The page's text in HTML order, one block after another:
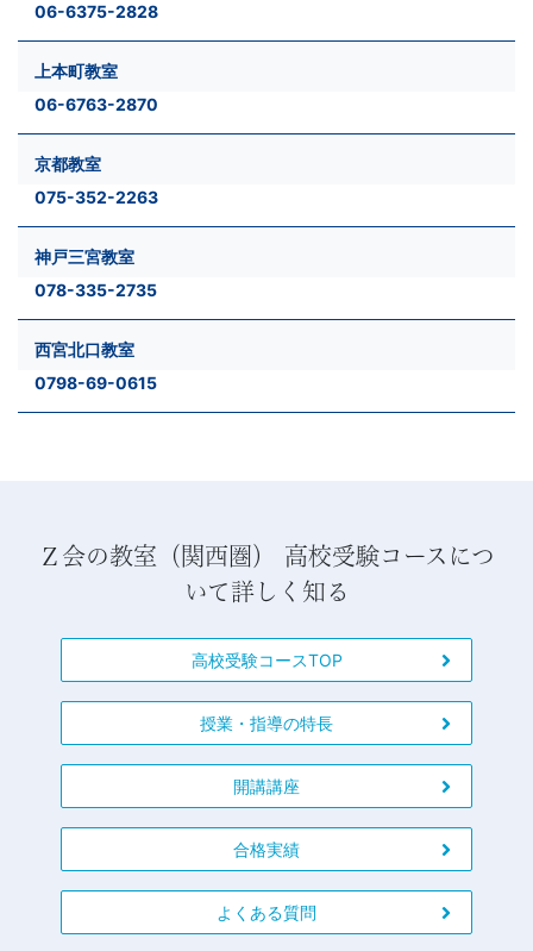
06-6375-2828
上本町教室
06-6763-2870
京都教室
075-352-2263
神戸三宮教室
078-335-2735
西宮北口教室
0798-69-0615
Ｚ会の教室（関西圏） 高校受験コースにつ
いて詳しく知る
高校受験コースTOP
授業・指導の特長
開講講座
合格実績
よくある質問